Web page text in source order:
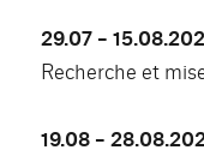
29.07 –
Recherche et
19.08 –